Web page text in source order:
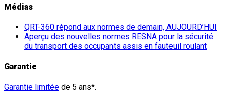
Médias
QRT-360 répond aux normes de demain, AUJOURD’HUI
Aperçu des nouvelles normes RESNA pour la sécurité
du transport des occupants assis en fauteuil roulant
Garantie
Garantie limitée de 5 ans*.